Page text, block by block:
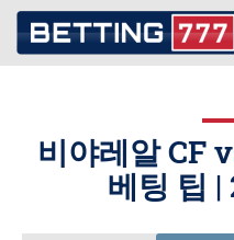
비야레알 CF
베팅 팁 |